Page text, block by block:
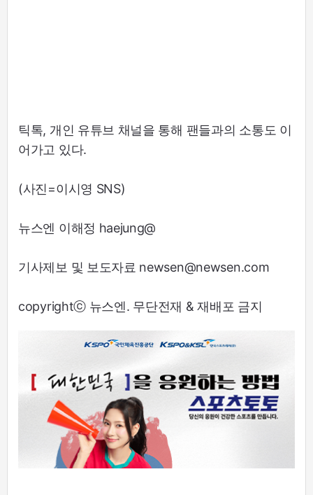
틱톡, 개인 유튜브 채널을 통해 팬들과의 소통도 이
어가고 있다.
(사진=이시영 SNS)
뉴스엔 이해정 haejung@
기사제보 및 보도자료 newsen@newsen.com
copyrightⓒ 뉴스엔. 무단전재 & 재배포 금지